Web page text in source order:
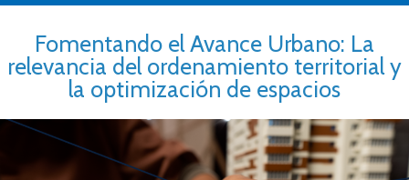
Fomentando el Avance Urbano: La
relevancia del ordenamiento territorial y
la optimización de espacios